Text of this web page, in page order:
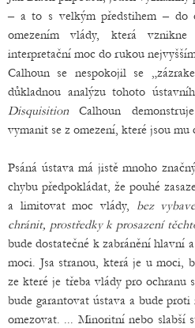
– a to s velkým předstihem – do
omezením vlády, která
interpretační moc do rukou
Calhoun se nespokojil se
důkladnou analýzu tohoto
Disquisition Calhoun
vymanit se z omezení, které jsou mu
Psáná ústava má jistě mnoho
chybu předpokládat, že pouhé
a limitovat moc vlády, bez
chránit, prostředky k prosazení
bude dostatečné k zabránění hlavní
moci. Jsa stranou, která je u moci,
ze které je třeba vlády pro ochranu
bude garantovat ústava a bude
omezovat. ... Minoritní nebo slabší